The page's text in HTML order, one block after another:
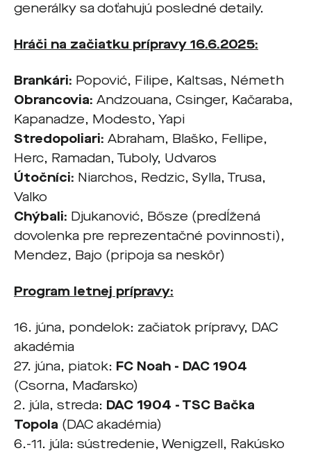
generálky sa doťahujú posledné detaily.
Hráči na začiatku prípravy 16.6.2025:
Brankári: Popović, Filipe, Kaltsas, Németh
Obrancovia: Andzouana, Csinger, Kačaraba,
Kapanadze, Modesto, Yapi
Stredopoliari: Abraham, Blaško, Fellipe,
Herc, Ramadan, Tuboly, Udvaros
Útočníci: Niarchos, Redzic, Sylla, Trusa,
Valko
Chýbali: Djukanović, Bősze (predĺžená
dovolenka pre reprezentačné povinnosti),
Mendez, Bajo (pripoja sa neskôr)
Program letnej prípravy:
16. júna, pondelok: začiatok prípravy, DAC
akadémia
27. júna, piatok: FC Noah - DAC 1904
(Csorna, Maďarsko)
2. júla, streda: DAC 1904 - TSC Bačka
Topola (DAC akadémia)
6.-11. júla: sústredenie, Wenigzell, Rakúsko